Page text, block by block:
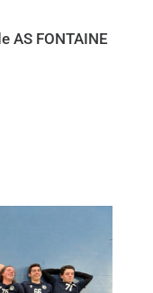
AS FONTAINE